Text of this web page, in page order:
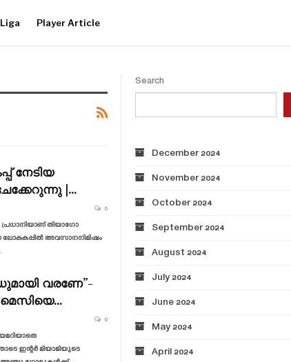
Player Article
നേടിയ
|…
0
പ്രധാനിയാണ് തിയാഗോ
ലോകകപ്പിൽ അവസാനനിമിഷം
വരണേ”-
0
ഇന്റർ മിയാമിയുടെ
Search
December 2024
November 2024
October 2024
September 2024
August 2024
July 2024
June 2024
May 2024
April 2024